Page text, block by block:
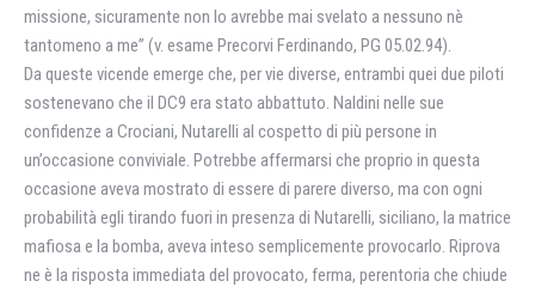
missione, sicuramente non lo avrebbe mai svelato a nessuno nè
tantomeno a me” (v. esame Precorvi Ferdinando, PG 05.02.94).
Da queste vicende emerge che, per vie diverse, entrambi quei due piloti
sostenevano che il DC9 era stato abbattuto. Naldini nelle sue
confidenze a Crociani, Nutarelli al cospetto di più persone in
un’occasione conviviale. Potrebbe affermarsi che proprio in questa
occasione aveva mostrato di essere di parere diverso, ma con ogni
probabilità egli tirando fuori in presenza di Nutarelli, siciliano, la matrice
mafiosa e la bomba, aveva inteso semplicemente provocarlo. Riprova
ne è la risposta immediata del provocato, ferma, perentoria che chiude